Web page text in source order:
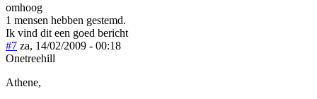
omhoog
1 mensen hebben gestemd.
Ik vind dit een goed bericht
#7 za, 14/02/2009 - 00:18
Onetreehill
Athene,